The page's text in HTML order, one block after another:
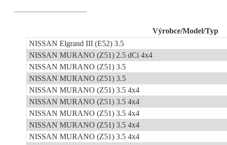
Výrobce/Model/Typ
NISSAN Elgrand III (E52) 3.5
NISSAN MURANO (Z51) 2.5 dCi 4x4
NISSAN MURANO (Z51) 3.5
NISSAN MURANO (Z51) 3.5
NISSAN MURANO (Z51) 3.5 4x4
NISSAN MURANO (Z51) 3.5 4x4
NISSAN MURANO (Z51) 3.5 4x4
NISSAN MURANO (Z51) 3.5 4x4
NISSAN MURANO (Z51) 3.5 4x4